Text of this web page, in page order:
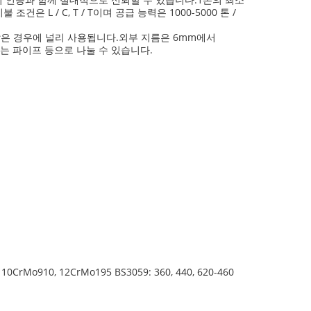
조건은 L / C, T / T이며 공급 능력은 1000-5000 톤 /
경우에 널리 사용됩니다.외부 지름은 6mm에서
파이프 등으로 나눌 수 있습니다.
10CrMo910, 12CrMo195 BS3059: 360, 440, 620-460